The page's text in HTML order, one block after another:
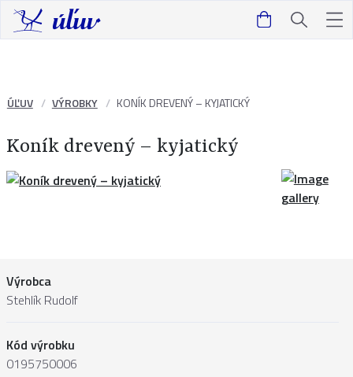
ÚĽUV VÝROBKY KONÍK DREVENÝ – KYJATICKÝ
Koník drevený – kyjatický
Výrobca
Stehlík Rudolf
Kód výrobku
0195750006